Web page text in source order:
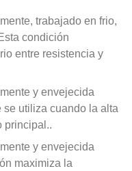
trabajado en frio,
condición
entre resistencia y
y envejecida
se utiliza cuando la alta
principal..
y envejecida
maximiza la